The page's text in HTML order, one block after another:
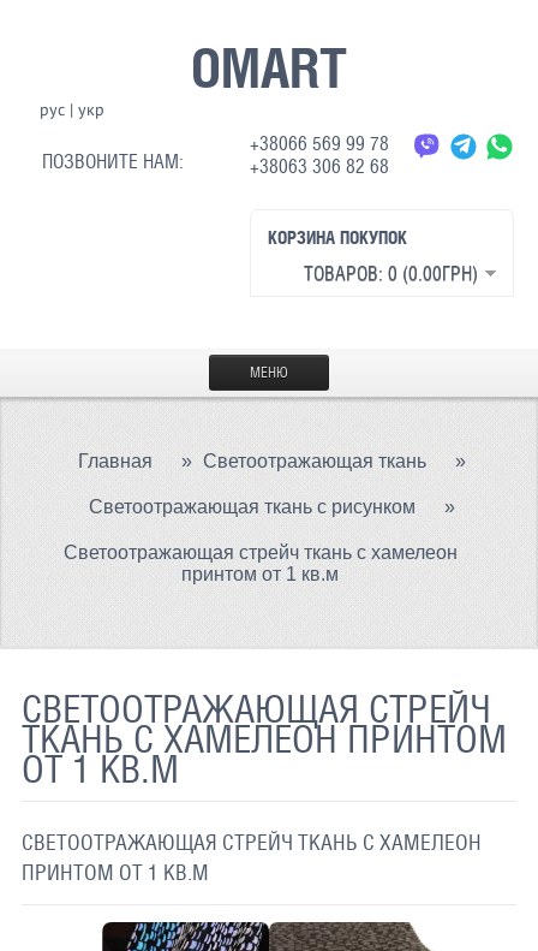
OMART
рус| укр
ПОЗВОНИТЕ НАМ:
+38066 569 99 78
+38063 306 82 68
КОРЗИНА ПОКУПОК
ТОВАРОВ: 0 (0.00ГРН)
МЕНЮ
МАТЕРИАЛЫ
СВЕТООТРАЖАЮЩАЯ ТКАНЬ
ТЕРМОХРОМНАЯ ТКАНЬ
СВЕТООТРАЖАЮЩИЕ ДОРОЖНЫЕ ЗНАКИ
Главная » Светоотражающая ткань »
Светоотражающая ткань с рисунком »
Светоотражающая стрейч ткань с хамелеон
принтом от 1 кв.м
СВЕТООТРАЖАЮЩАЯ СТРЕЙЧ
ТКАНЬ С ХАМЕЛЕОН ПРИНТОМ
ОТ 1 КВ.М
СВЕТООТРАЖАЮЩАЯ СТРЕЙЧ ТКАНЬ С ХАМЕЛЕОН
ПРИНТОМ ОТ 1 КВ.М